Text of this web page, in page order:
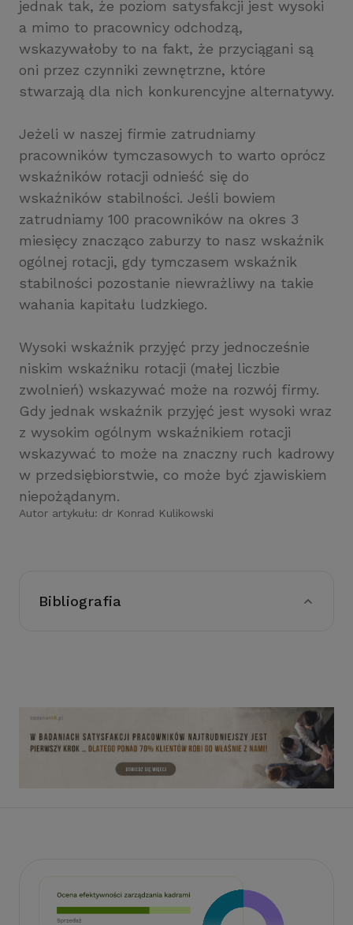
jednak tak, że poziom satysfakcji jest wysoki
a mimo to pracownicy odchodzą,
wskazywałoby to na fakt, że przyciągani są
oni przez czynniki zewnętrzne, które
stwarzają dla nich konkurencyjne alternatywy.
Jeżeli w naszej firmie zatrudniamy
pracowników tymczasowych to warto oprócz
wskaźników rotacji odnieść się do
wskaźników stabilności. Jeśli bowiem
zatrudniamy 100 pracowników na okres 3
miesięcy znacząco zaburzy to nasz wskaźnik
ogólnej rotacji, gdy tymczasem wskaźnik
stabilności pozostanie niewrażliwy na takie
wahania kapitału ludzkiego.
Wysoki wskaźnik przyjęć przy jednocześnie
niskim wskaźniku rotacji (małej liczbie
zwolnień) wskazywać może na rozwój firmy.
Gdy jednak wskaźnik przyjęć jest wysoki wraz
z wysokim ogólnym wskaźnikiem rotacji
wskazywać to może na znaczny ruch kadrowy
w przedsiębiorstwie, co może być zjawiskiem
niepożądanym.
Autor artykułu: dr Konrad Kulikowski
Bibliografia